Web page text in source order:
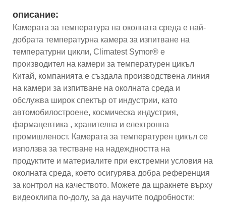
описание:
Камерата за температура на околната среда е най-
добрата температурна камера за изпитване на
температурни цикли, Climatest Symor® е
производител на камери за температурен цикъл
Китай, компанията е създала производствена линия
на камери за изпитване на околната среда и
обслужва широк спектър от индустрии, като
автомобилостроене, космическа индустрия,
фармацевтика , хранителна и електронна
промишленост. Камерата за температурен цикъл се
използва за тестване на надеждността на
продуктите и материалите при екстремни условия на
околната среда, което осигурява добра референция
за контрол на качеството. Можете да щракнете върху
видеоклипа по-долу, за да научите подробности: